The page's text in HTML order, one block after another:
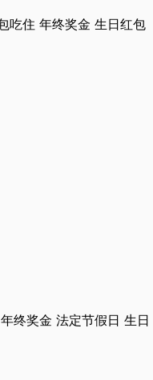
吃住 年终奖金 生日红包
年终奖金 法定节假日 生日